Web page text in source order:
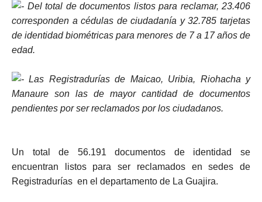
Del total de documentos listos para reclamar, 23.406
corresponden a cédulas de ciudadanía y 32.785 tarjetas
de identidad biométricas para menores de 7 a 17 años de
edad.
Las Registradurías de Maicao, Uribia, Riohacha y
Manaure son las de mayor cantidad de documentos
pendientes por ser reclamados por los ciudadanos.
Un total de 56.191 documentos de identidad se
encuentran listos para ser reclamados en sedes de
Registradurías en el departamento de La Guajira.